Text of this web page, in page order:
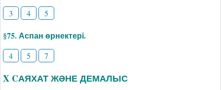
3 4 5
§75. Аспан өрнектері.
4 5 7
X CАЯХАТ ЖӘНЕ ДЕМАЛЫС